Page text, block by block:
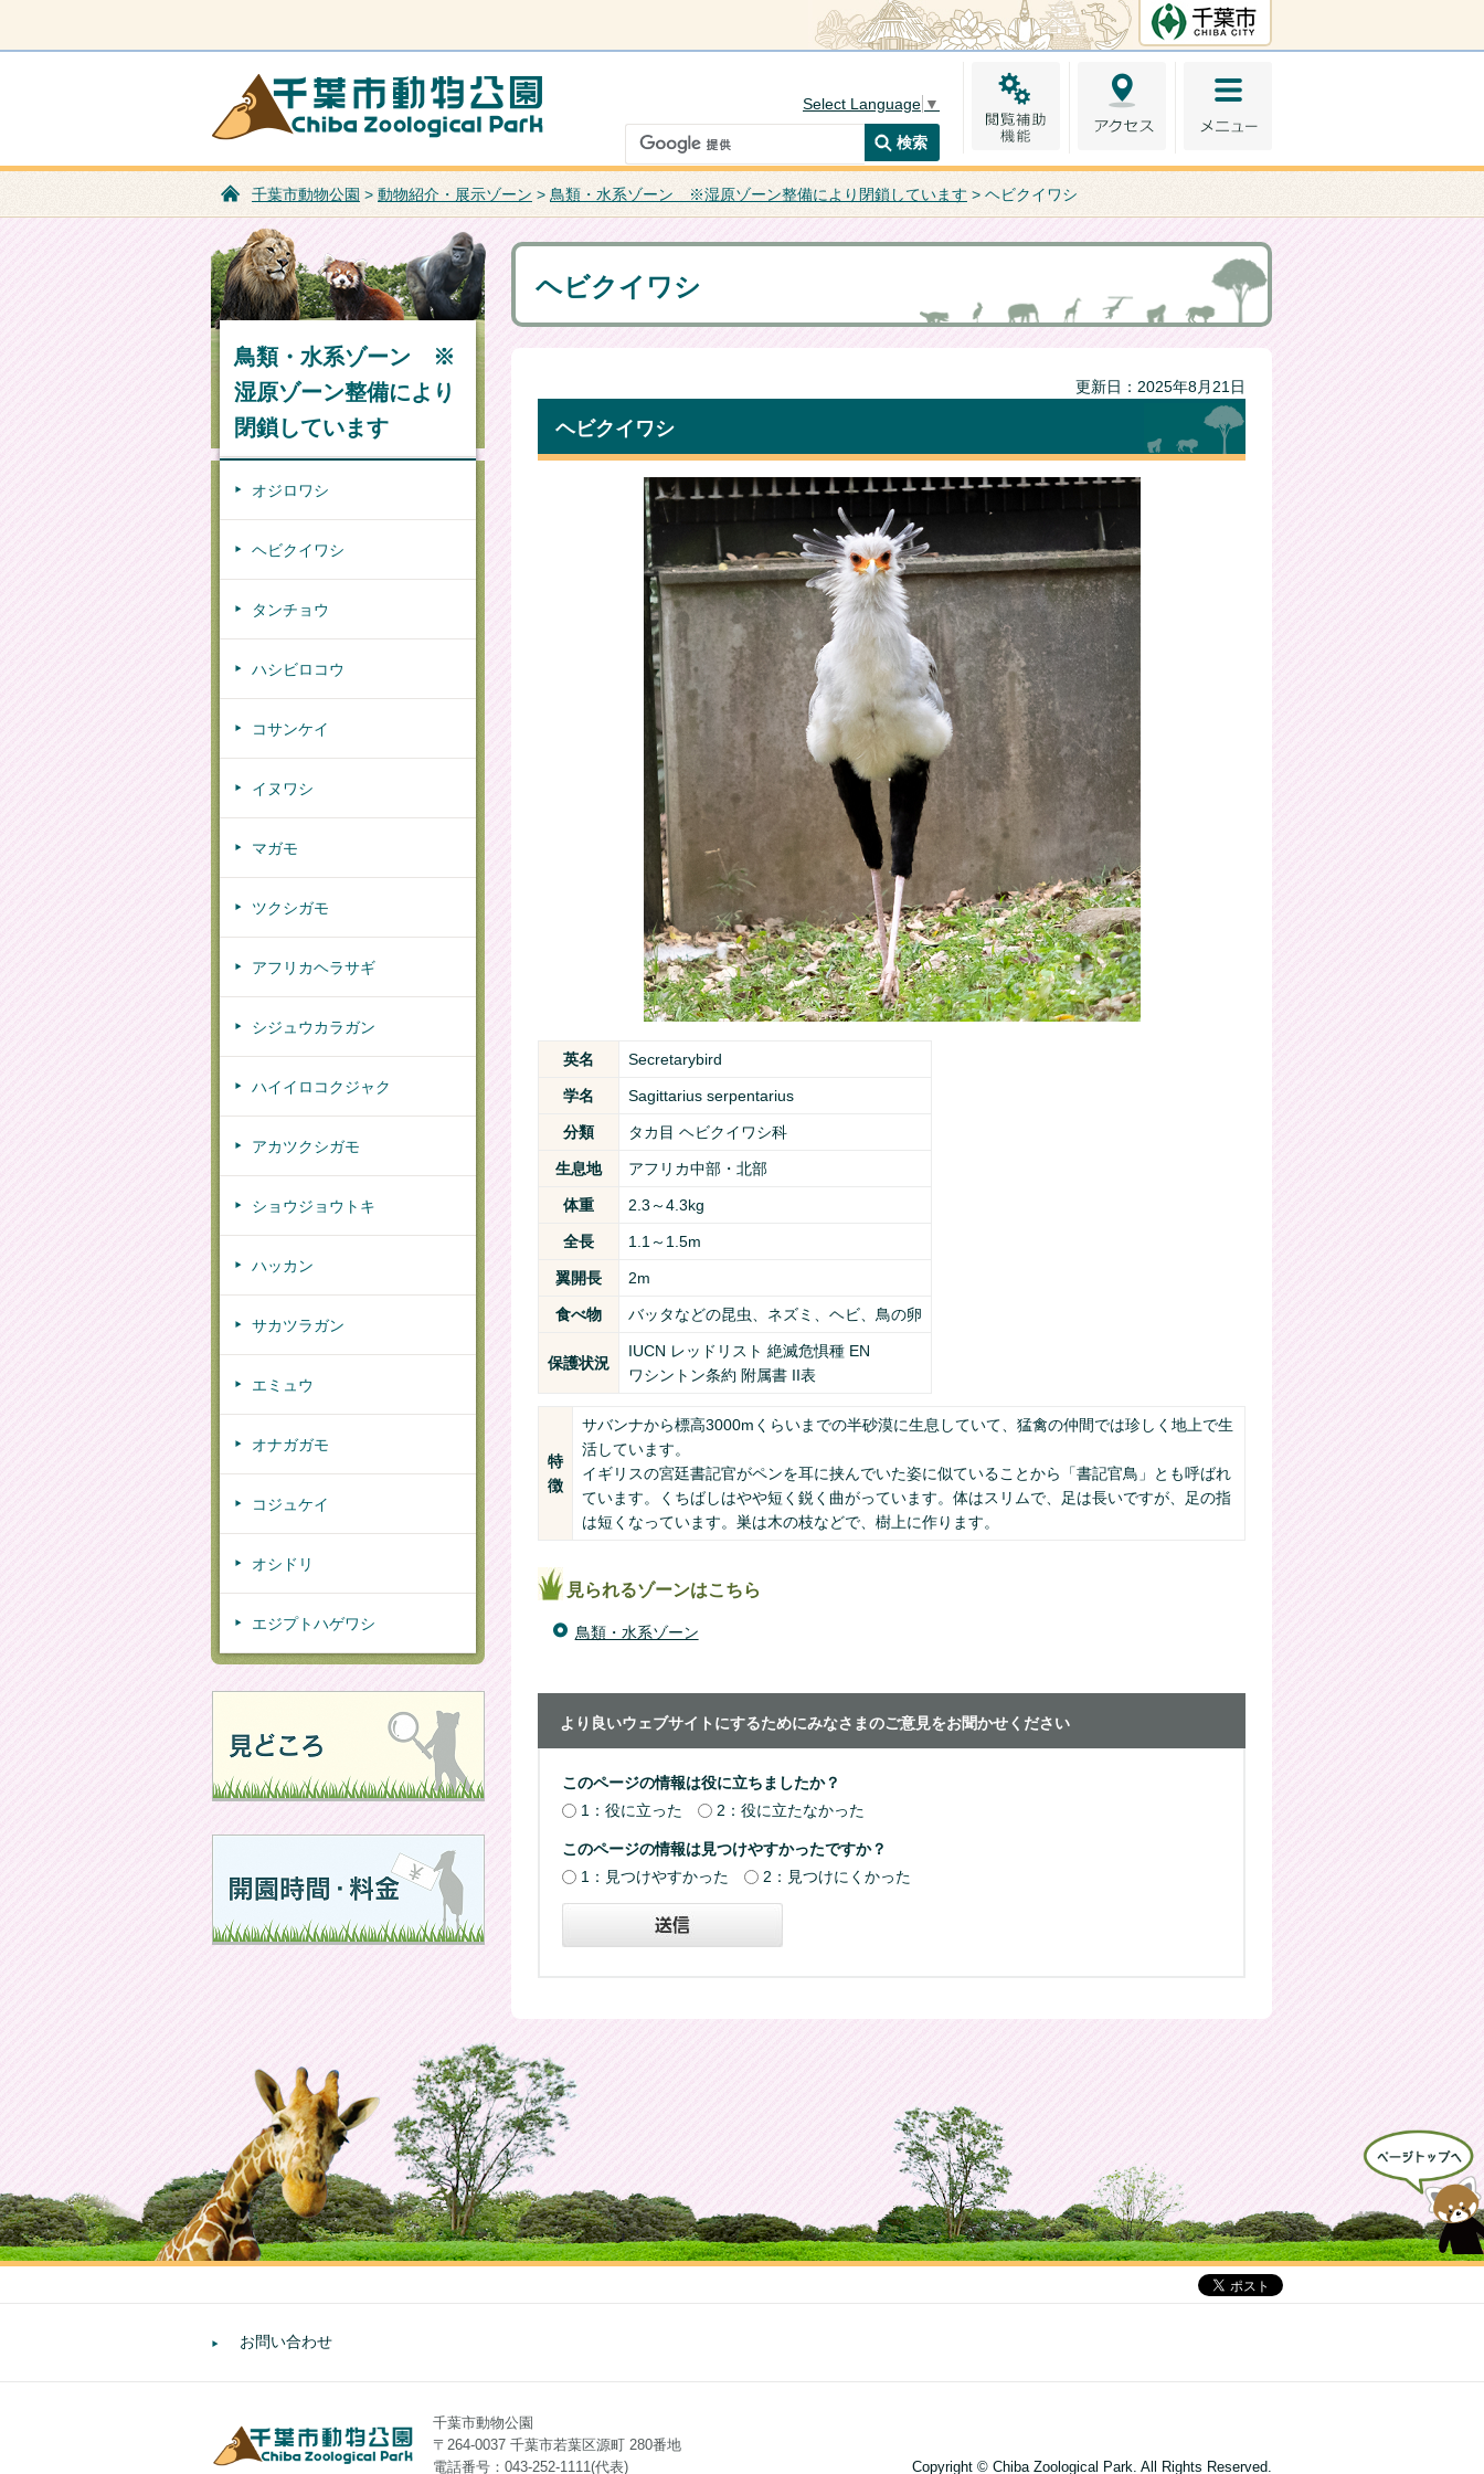
千葉市ホームペー
ジ
千葉市動物公園
Select Language ▼
千葉市動物公園 > 動物紹介・展示ゾーン > 鳥類・水系ゾーン ※湿原ゾーン整備により閉鎖しています > ヘビクイワシ
鳥類・水系ゾーン ※
湿原ゾーン整備により
閉鎖しています
オジロワシ
ヘビクイワシ
タンチョウ
ハシビロコウ
コサンケイ
イヌワシ
マガモ
ツクシガモ
アフリカヘラサギ
シジュウカラガン
ハイイロコクジャク
アカツクシガモ
ショウジョウトキ
ハッカン
サカツラガン
エミュウ
オナガガモ
コジュケイ
オシドリ
エジプトハゲワシ
ヘビクイワシ
更新日：2025年8月21日
ヘビクイワシ
英名 Secretarybird
学名 Sagittarius serpentarius
分類 タカ目 ヘビクイワシ科
生息地 アフリカ中部・北部
体重 2.3～4.3kg
全長 1.1～1.5m
翼開長 2m
食べ物 バッタなどの昆虫、ネズミ、ヘビ、鳥の卵
保護状況
IUCN レッドリスト 絶滅危惧種 EN
ワシントン条約 附属書 II表
特
徴
サバンナから標高3000mくらいまでの半砂漠に生息していて、猛禽の仲間では珍しく地上で生
活しています。
イギリスの宮廷書記官がペンを耳に挟んでいた姿に似ていることから「書記官鳥」とも呼ばれ
ています。くちばしはやや短く鋭く曲がっています。体はスリムで、足は長いですが、足の指
は短くなっています。巣は木の枝などで、樹上に作ります。
見られるゾーンはこちら
鳥類・水系ゾーン
より良いウェブサイトにするためにみなさまのご意見をお聞かせください
このページの情報は役に立ちましたか？
1：役に立った
2：役に立たなかった
このページの情報は見つけやすかったですか？
1：見つけやすかった
2：見つけにくかった
お問い合わせ
千葉市動物公園
〒264-0037 千葉市若葉区源町 280番地
電話番号：043-252-1111(代表)
Copyright © Chiba Zoological Park. All Rights Reserved.